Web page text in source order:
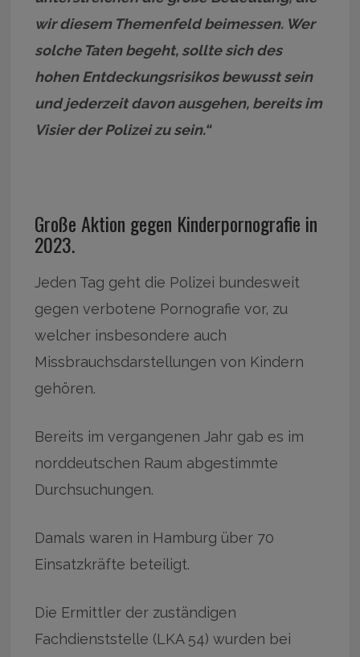
wir diesem Themenfeld beimessen. Wer
solche Taten begeht, sollte sich des
hohen Entdeckungsrisikos bewusst sein
und jederzeit davon ausgehen, bereits im
Visier der Polizei zu sein.“
Große Aktion gegen Kinderpornografie in
2023.
Jeden Tag geht die Polizei bundesweit
gegen verbotene Pornografie vor, zu
welcher insbesondere auch
Missbrauchsdarstellungen von Kindern
gehören.
Bereits im vergangenen Jahr gab es im
norddeutschen Raum abgestimmte
Durchsuchungen.
Damals waren in Hamburg über 70
Einsatzkräfte beteiligt.
Die Ermittler der zuständigen
Fachdienststelle (LKA 54) wurden bei